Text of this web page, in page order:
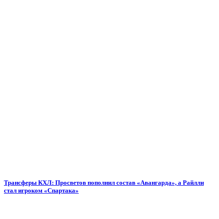
Трансферы КХЛ: Просветов пополнил состав «Авангарда», а Райлли
стал игроком «Спартака»